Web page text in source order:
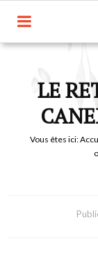
LE
Vous êtes ici: